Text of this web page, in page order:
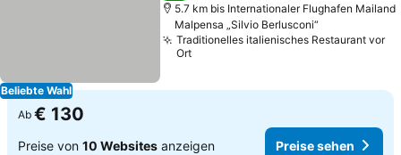
Beliebte Wahl
5.7 km bis Internationaler Flughafen Mailand
Malpensa „Silvio Berlusconi“
Traditionelles italienisches Restaurant vor
Ort
Ab € 130
Preise von 10 Websites anzeigen Preise sehen